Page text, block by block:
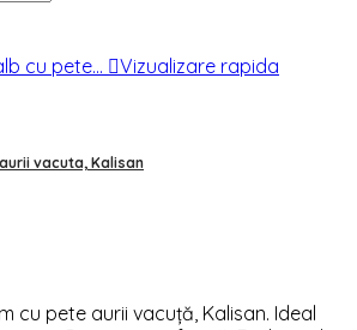
Vizualizare rapida
vacuta, Kalisan
cu pete aurii vacuță, Kalisan. Ideal